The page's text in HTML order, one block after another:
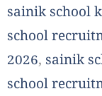
sainik school
school
2026, sainik
school